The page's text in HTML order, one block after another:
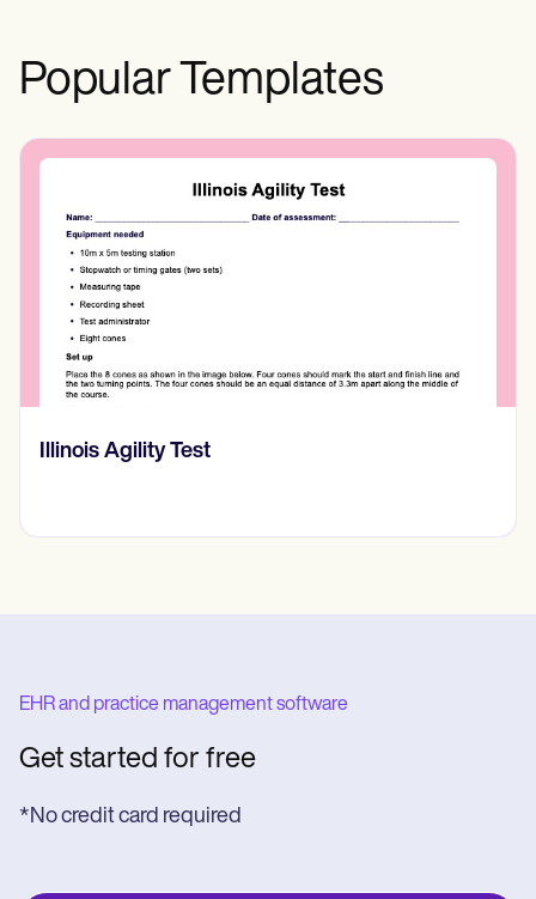
Popular Templates
Illinois Agility Test
EHR and practice management software
Get started for free
*No credit card required